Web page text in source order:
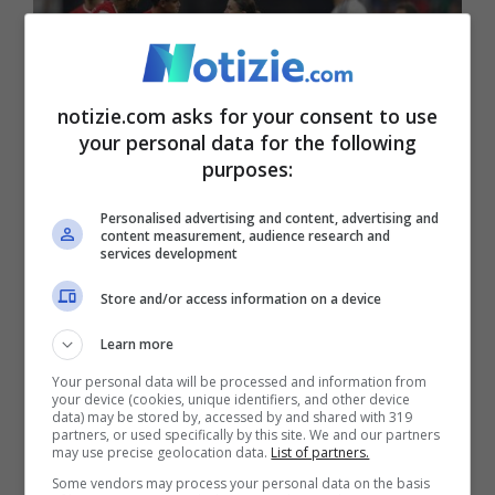
L’arbitro donna Frappart, la prima ad arbitrare a una gara
dei mondiali di calcio (Ansa)
Una donna, finalmente, arbitra i mondiali.
Tutto il mondo accoglie l’evento come una
novità. Ancor più proprio perché avviene in
notizie.com asks for your consent to use
your personal data for the following
purposes:
Personalised advertising and content, advertising and
content measurement, audience research and
services development
Store and/or access information on a device
Learn more
Your personal data will be processed and information from
your device (cookies, unique identifiers, and other device
data) may be stored by, accessed by and shared with 319
partners, or used specifically by this site. We and our partners
may use precise geolocation data. List of partners.
Some vendors may process your personal data on the basis